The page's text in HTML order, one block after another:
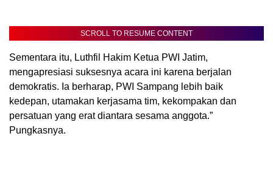
SCROLL TO RESUME CONTENT
Sementara itu, Luthfil Hakim Ketua PWI Jatim,
mengapresiasi suksesnya acara ini karena berjalan
demokratis. Ia berharap, PWI Sampang lebih baik
kedepan, utamakan kerjasama tim, kekompakan dan
persatuan yang erat diantara sesama anggota.”
Pungkasnya.